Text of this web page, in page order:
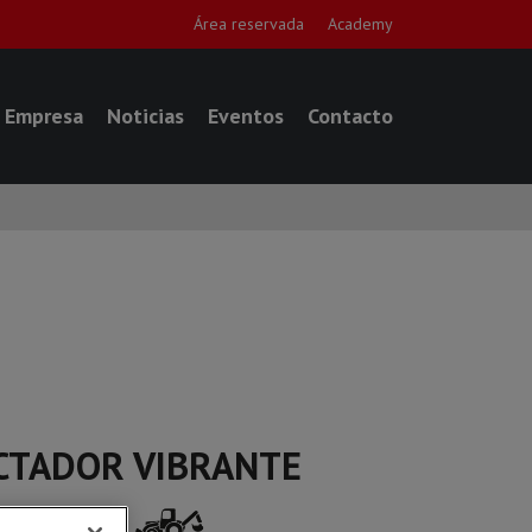
Área reservada Academy
Empresa Noticias Eventos Contacto
VIBRANTE